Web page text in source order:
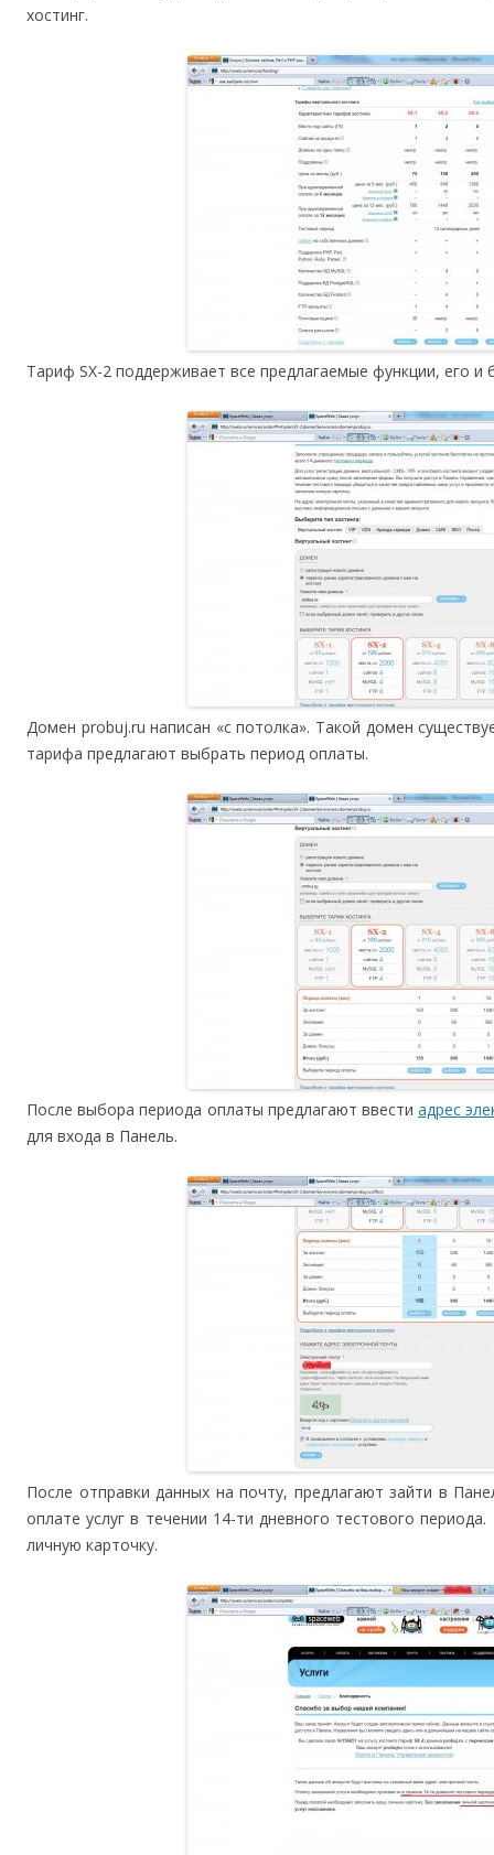
хостинг.
Тариф SX-2 поддерживает все предлагаемые функции, его и
Домен probuj.ru написан «с потолка». Такой домен
тарифа предлагают выбрать период оплаты.
После выбора периода оплаты предлагают ввестиадрес
для входа в Панель.
После отправки данных на почту, предлагают зайти в
оплате услуг в течении 14-ти дневного тестового
личную карточку.